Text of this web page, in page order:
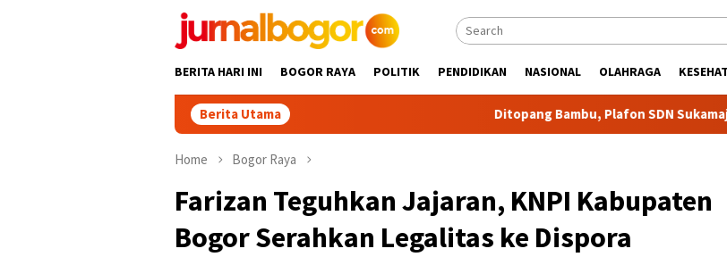
BERITA HARI INI BOGOR RAYA POLITIK PENDIDIKAN NASIONAL OLAHRAGA
Berita Utama Ditopang Bambu, Plafon SDN Sukamaju 08 Khawatir
Home Bogor Raya
Farizan Teguhkan Jajaran, KNPI Kabupaten
Bogor Serahkan Legalitas ke Dispora